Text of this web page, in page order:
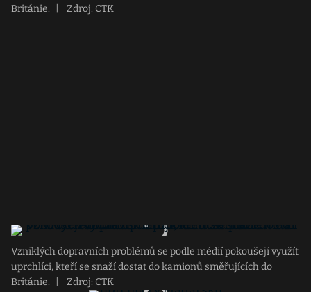
Británie.
Zdroj: CTK
Vzniklých dopravních problémů se podle médií pokoušejí využít
uprchlíci, kteří se snaží dostat do kamionů směřujících do
Británie.
Zdroj: CTK